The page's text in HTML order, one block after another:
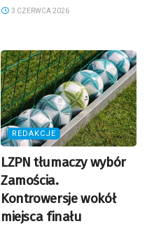
3 CZERWCA 2026
REDAKCJE
LZPN tłumaczy wybór
Zamościa.
Kontrowersje wokół
miejsca finału